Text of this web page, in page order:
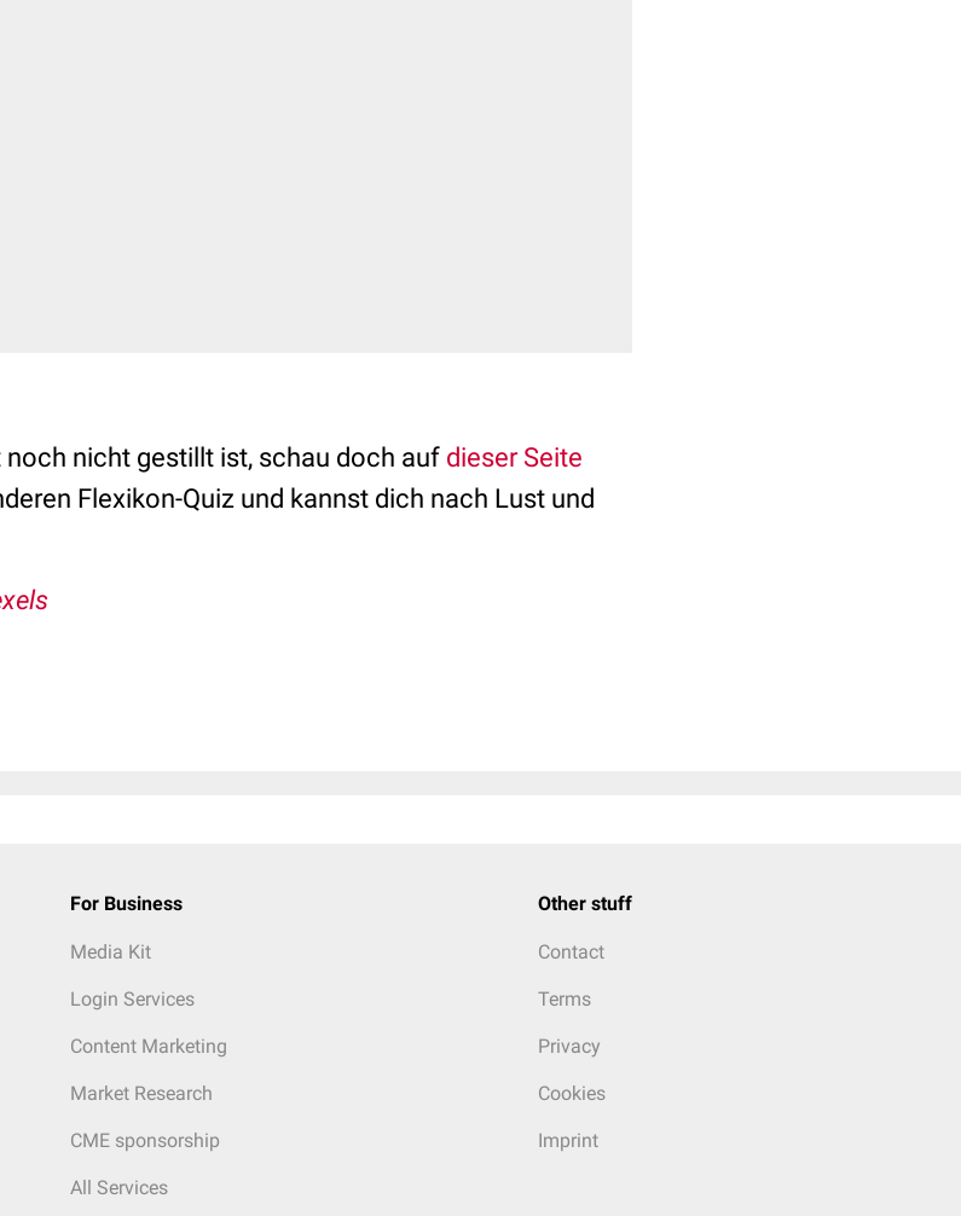
nicht gestillt ist, schau doch auf dieser Seite
Flexikon-Quiz und kannst dich nach Lust und
For Business
Media Kit
Login Services
Content Marketing
Market Research
CME sponsorship
All Services
Other stuff
Contact
Terms
Privacy
Cookies
Imprint